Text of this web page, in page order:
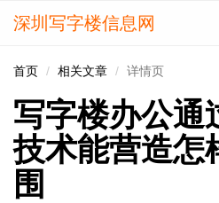
深圳写字楼信息网
首页 相关文章 详情页
写字楼办公通
技术能营造怎
围